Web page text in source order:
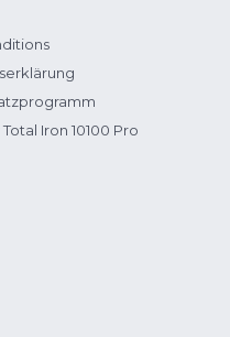
Iron 10100 Pro